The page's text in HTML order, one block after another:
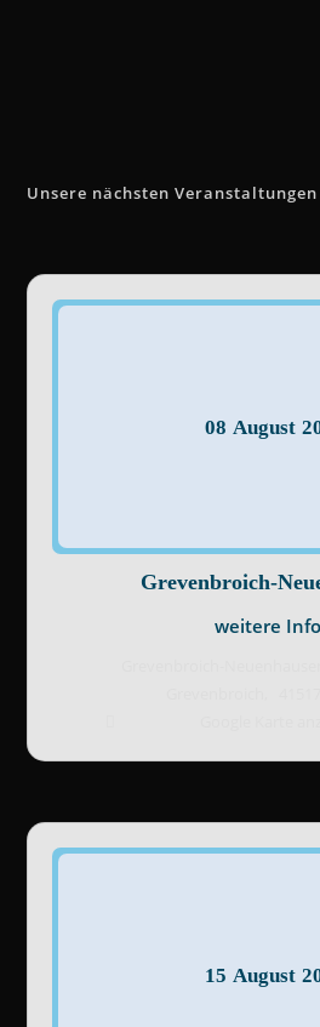
Unsere nächsten Veranstaltungen
08 August
Grevenbroich-
weitere
15 August